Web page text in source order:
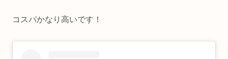
コスパかなり高いです！